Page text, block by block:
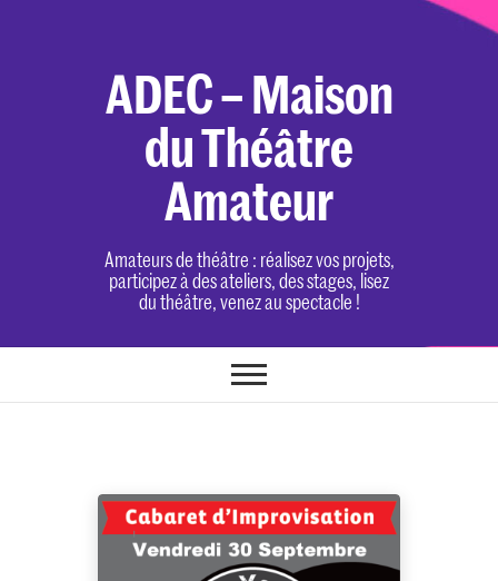
ADEC – Maison
du Théâtre
Amateur
Amateurs de théâtre : réalisez vos projets,
participez à des ateliers, des stages, lisez
du théâtre, venez au spectacle !